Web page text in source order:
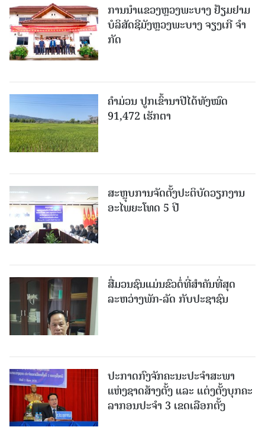
ການນຳແຂວງຫຼວງພະບາງ ຢ້ຽມ​ຢາມ
ບໍ​ລິ​ສັດຊີມັງຫຼວງພະບາງ ຈຽງເກີ ຈໍາ
ກັດ
ຄໍາມ່ວນ ປູກເຂົ້ານາປີໄດ້ທັງໝົດ
91,472 ເຮັກຕາ
ສະຫຼຸບການຈັດຕັ້ງປະຕິບັດວຽກງານ
ອະໄພຍະໂທດ 5 ປີ
ສື່ມວນຊົນແມ່ນຂົວຕໍ່ທີ່ສໍາຄັນທີ່ສຸດ
ລະຫວ່າງພັກ-ລັດ ກັບປະຊາຊົນ
ປະກາດກົງຈັກຄະນະປະຈໍາສະພາ
ແຫ່ງຊາດສ້າງຕັ້ງ ແລະ ແຕ່ງຕັ້ງບຸກຄະ
ລາກອນປະຈໍາ 3 ເຂດເລືອກຕັ້ງ